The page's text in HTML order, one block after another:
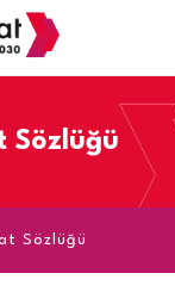
Sözlüğü
Sözlüğü